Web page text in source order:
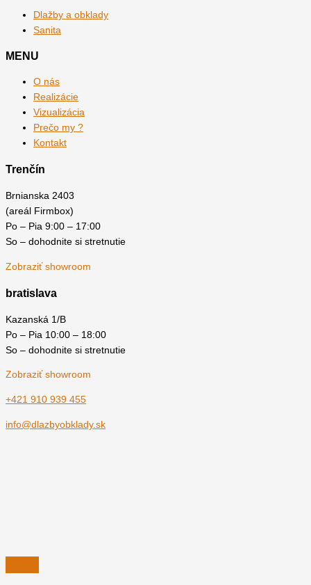
Dlažby a obklady
Sanita
MENU
O nás
Realizácie
Vizualizácia
Prečo my ?
Kontakt
Trenčín
Brnianska 2403
(areál Firmbox)
Po – Pia 9:00 – 17:00
So – dohodnite si stretnutie
Zobraziť showroom
bratislava
Kazanská 1/B
Po – Pia 10:00 – 18:00
So – dohodnite si stretnutie
Zobraziť showroom
+421 910 939 455
info@dlazbyobklady.sk